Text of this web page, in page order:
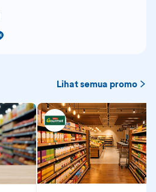
Lihat semua promo